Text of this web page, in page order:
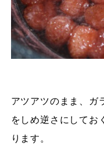
アツアツのまま、ガ
をしめ逆さにしてお
ります。